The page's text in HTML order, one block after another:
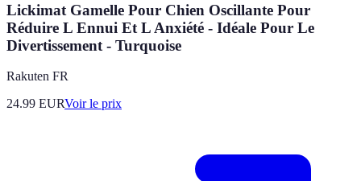
Lickimat Gamelle Pour Chien Oscillante Pour
Réduire L Ennui Et L Anxiété - Idéale Pour Le
Divertissement - Turquoise
Rakuten FR
24.99 EURVoir le prix